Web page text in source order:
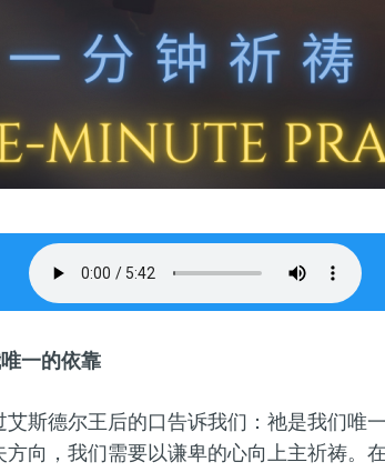
唯一的依靠
斯德尔王后的口告诉我们：祂是我们唯
向，我们需要以谦卑的心向上主祈祷。